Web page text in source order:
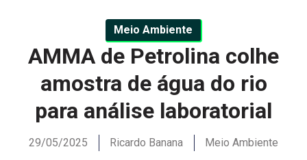
Meio Ambiente
AMMA de Petrolina colhe
amostra de água do rio
para análise laboratorial
29/05/2025 Ricardo Banana Meio Ambiente